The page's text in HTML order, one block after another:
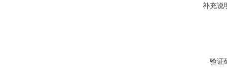
补充说
验证